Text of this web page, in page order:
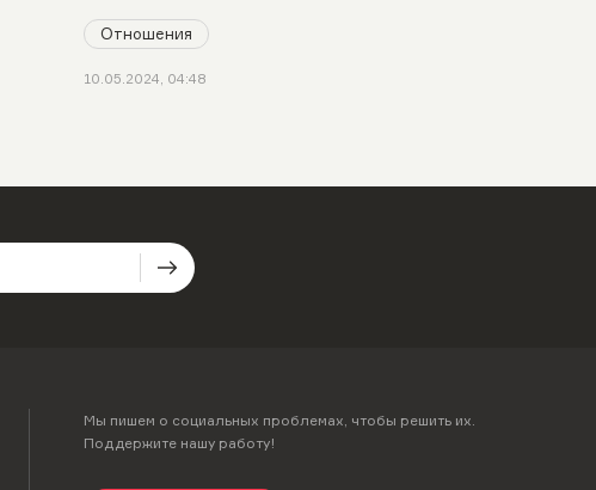
Отношения
10.05.2024, 04:48
Мы пишем о социальных проблемах, чтобы решить их.
Поддержите нашу работу!